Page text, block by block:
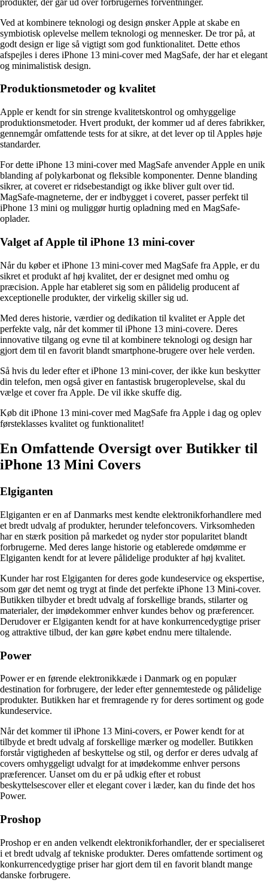
Ved at kombinere teknologi og design ønsker Apple at skabe en
symbiotisk oplevelse mellem teknologi og mennesker. De tror på, at
godt design er lige så vigtigt som god funktionalitet. Dette ethos
afspejles i deres iPhone 13 mini-cover med MagSafe, der har et elegant
og minimalistisk design.
Produktionsmetoder og kvalitet
Apple er kendt for sin strenge kvalitetskontrol og omhyggelige
produktionsmetoder. Hvert produkt, der kommer ud af deres fabrikker,
gennemgår omfattende tests for at sikre, at det lever op til Apples høje
standarder.
For dette iPhone 13 mini-cover med MagSafe anvender Apple en unik
blanding af polykarbonat og fleksible komponenter. Denne blanding
sikrer, at coveret er ridsebestandigt og ikke bliver gult over tid.
MagSafe-magneterne, der er indbygget i coveret, passer perfekt til
iPhone 13 mini og muliggør hurtig opladning med en MagSafe-
oplader.
Valget af Apple til iPhone 13 mini-cover
Når du køber et iPhone 13 mini-cover med MagSafe fra Apple, er du
sikret et produkt af høj kvalitet, der er designet med omhu og
præcision. Apple har etableret sig som en pålidelig producent af
exceptionelle produkter, der virkelig skiller sig ud.
Med deres historie, værdier og dedikation til kvalitet er Apple det
perfekte valg, når det kommer til iPhone 13 mini-covere. Deres
innovative tilgang og evne til at kombinere teknologi og design har
gjort dem til en favorit blandt smartphone-brugere over hele verden.
Så hvis du leder efter et iPhone 13 mini-cover, der ikke kun beskytter
din telefon, men også giver en fantastisk brugeroplevelse, skal du
vælge et cover fra Apple. De vil ikke skuffe dig.
Køb dit iPhone 13 mini-cover med MagSafe fra Apple i dag og oplev
førsteklasses kvalitet og funktionalitet!
En Omfattende Oversigt over Butikker til
iPhone 13 Mini Covers
Elgiganten
Elgiganten er en af Danmarks mest kendte elektronikforhandlere med
et bredt udvalg af produkter, herunder telefoncovers. Virksomheden
har en stærk position på markedet og nyder stor popularitet blandt
forbrugerne. Med deres lange historie og etablerede omdømme er
Elgiganten kendt for at levere pålidelige produkter af høj kvalitet.
Kunder har rost Elgiganten for deres gode kundeservice og ekspertise,
som gør det nemt og trygt at finde det perfekte iPhone 13 Mini-cover.
Butikken tilbyder et bredt udvalg af forskellige brands, stilarter og
materialer, der imødekommer enhver kundes behov og præferencer.
Derudover er Elgiganten kendt for at have konkurrencedygtige priser
og attraktive tilbud, der kan gøre købet endnu mere tiltalende.
Power
Power er en førende elektronikkæde i Danmark og en populær
destination for forbrugere, der leder efter gennemtestede og pålidelige
produkter. Butikken har et fremragende ry for deres sortiment og gode
kundeservice.
Når det kommer til iPhone 13 Mini-covers, er Power kendt for at
tilbyde et bredt udvalg af forskellige mærker og modeller. Butikken
forstår vigtigheden af beskyttelse og stil, og derfor er deres udvalg af
covers omhyggeligt udvalgt for at imødekomme enhver persons
præferencer. Uanset om du er på udkig efter et robust
beskyttelsescover eller et elegant cover i læder, kan du finde det hos
Power.
Proshop
Proshop er en anden velkendt elektronikforhandler, der er specialiseret
i et bredt udvalg af tekniske produkter. Deres omfattende sortiment og
konkurrencedygtige priser har gjort dem til en favorit blandt mange
danske forbrugere.